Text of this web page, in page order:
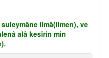
ilmâ(ilmen), ve
alâ kesîrin min